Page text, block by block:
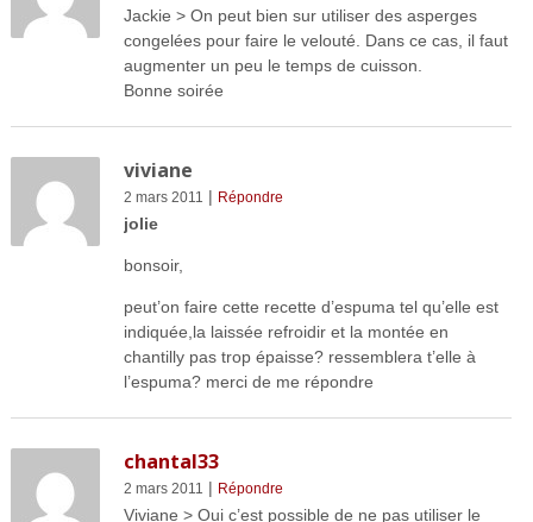
Jackie > On peut bien sur utiliser des asperges
congelées pour faire le velouté. Dans ce cas, il faut
augmenter un peu le temps de cuisson.
Bonne soirée
viviane
2 mars 2011 | Répondre
jolie
bonsoir,
peut’on faire cette recette d’espuma tel qu’elle est
indiquée,la laissée refroidir et la montée en
chantilly pas trop épaisse? ressemblera t’elle à
l’espuma? merci de me répondre
chantal33
2 mars 2011 | Répondre
Viviane > Oui c’est possible de ne pas utiliser le